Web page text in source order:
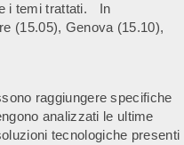
i temi trattati. In
(15.05), Genova (15.10),
raggiungere specifiche
analizzati le ultime
tecnologiche presenti